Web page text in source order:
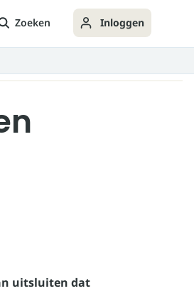
Zoeken Inloggen
uitsluiten dat